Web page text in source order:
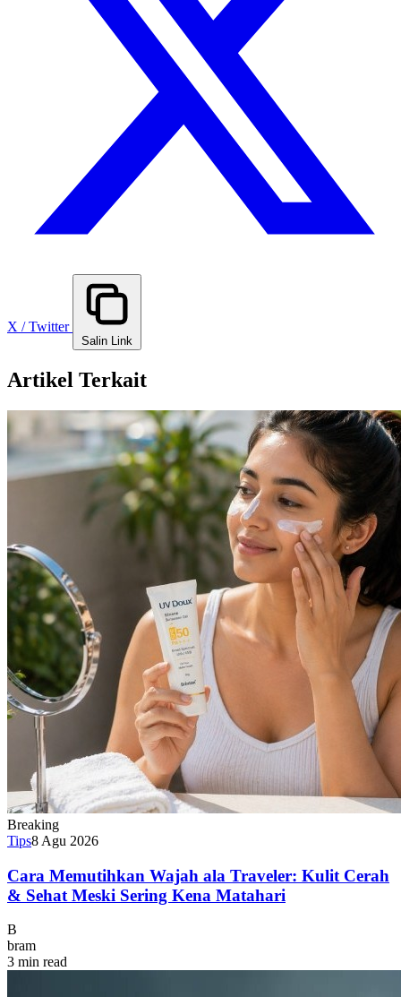
X / Twitter
Salin Link
Artikel Terkait
Breaking
Tips8 Agu 2026
Cara Memutihkan Wajah ala Traveler: Kulit Cerah
& Sehat Meski Sering Kena Matahari
B
bram
3 min read